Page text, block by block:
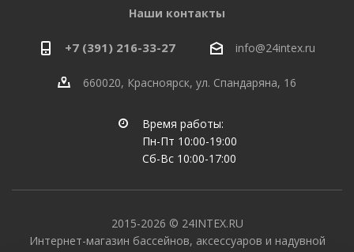
Наши контакты
+7 (391) 216-33-27 info@24intex.ru
660020, Красноярск, ул. Спандаряна, 16
Время работы:
Пн-Пт 10:00-19:00
Сб-Вс 10:00-17:00
2015-2026 © 24INTEX.RU
Интернет-магазин бассейнов, аксессуаров и надувной